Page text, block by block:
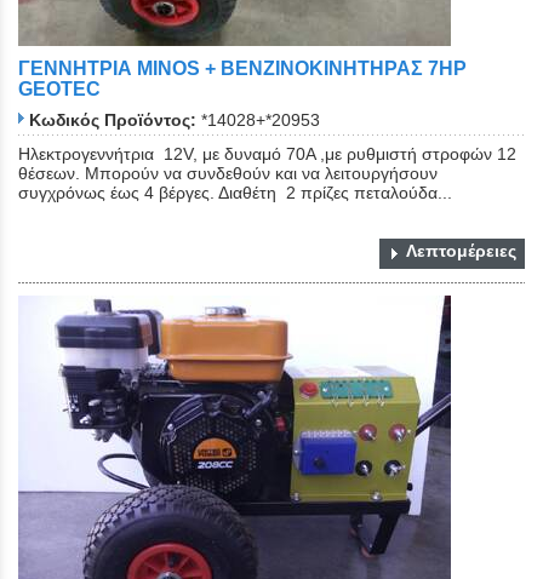
ΓΕΝΝΗΤΡΙΑ ΜΙΝΟS + ΒΕΝΖΙΝΟΚΙΝΗΤΗΡΑΣ 7HP
GEOTEC
Κωδικός Προϊόντος: *14028+*20953
Ηλεκτρογεννήτρια 12V, με δυναμό 70Α ,με ρυθμιστή στροφών 12
θέσεων. Μπορούν να συνδεθούν και να λειτουργήσουν
συγχρόνως έως 4 βέργες. Διαθέτη 2 πρίζες πεταλούδα...
Λεπτομέρειες